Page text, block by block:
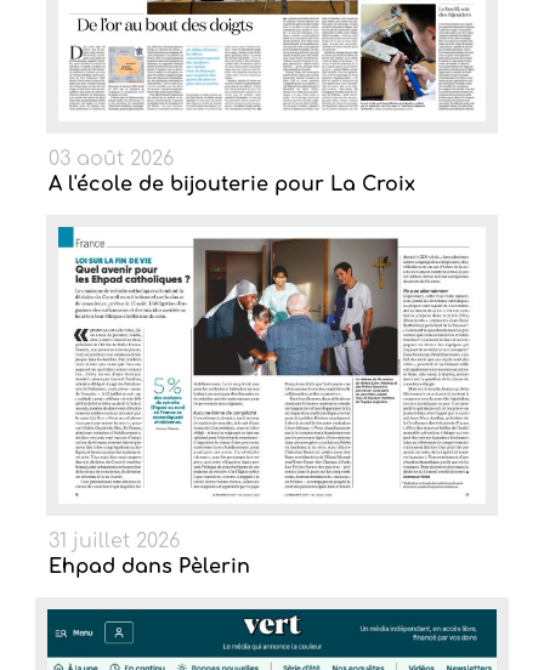
03 août 2026
A l'école de bijouterie pour La Croix
31 juillet 2026
Ehpad dans Pèlerin